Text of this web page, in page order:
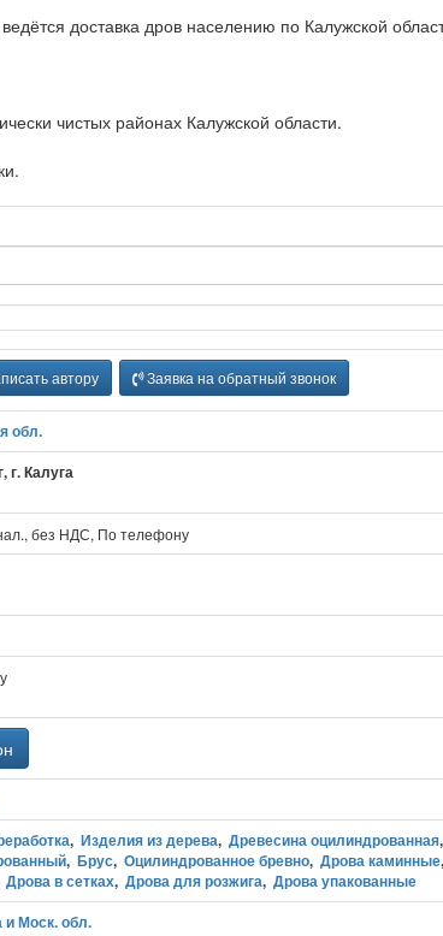
доставка дров населению по Калужской
чистых районах Калужской области.
автору Заявка на обратный звонок
обл.
г. Калуга
без НДС, По телефону
, Изделия из дерева, Древесина оцилиндрованная,
, Брус, Оцилиндрованное бревно, Дрова каминные,
Дрова в сетках, Дрова для розжига, Дрова упакованные
и Моск. обл.